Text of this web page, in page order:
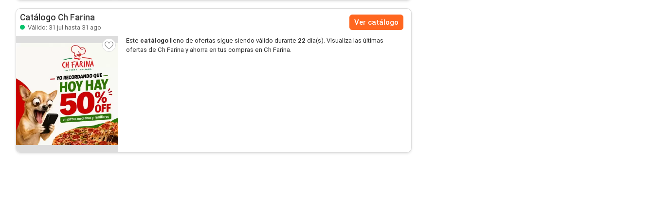
Catálogo Ch Farina
Válido: 31 jul hasta 31 ago
Ver catálogo
Este catálogo lleno de ofertas sigue siendo válido durante 22 día(s). Visualiza las últimas
ofertas de Ch Farina y ahorra en tus compras en Ch Farina.